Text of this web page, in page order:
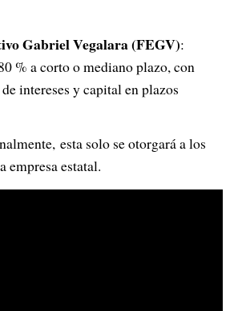
Gabriel Vegalara (FEGV):
% a corto o mediano plazo, con
intereses y capital en plazos
esta solo se otorgará a los
empresa estatal.